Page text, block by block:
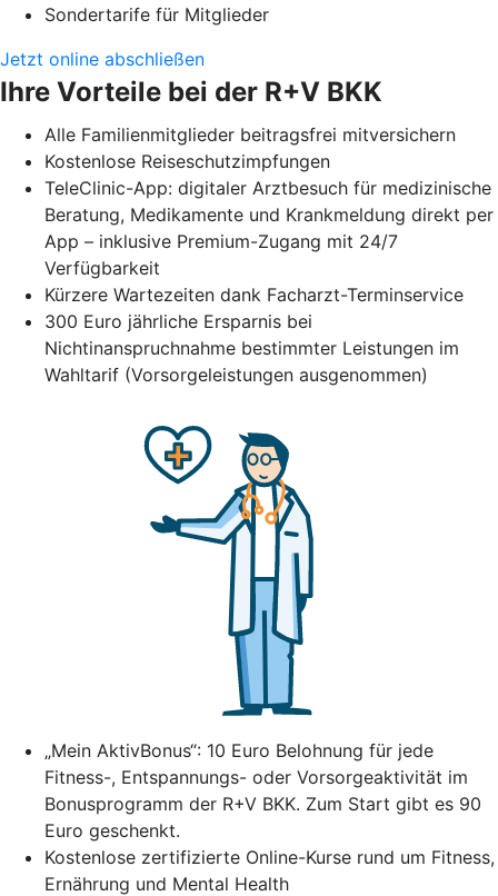
Sondertarife für Mitglieder
Jetzt online abschließen
Ihre Vorteile bei der R+V BKK
Alle Familienmitglieder beitragsfrei mitversichern
Kostenlose Reiseschutzimpfungen
TeleClinic-App: digitaler Arztbesuch für medizinische
Beratung, Medikamente und Krankmeldung direkt per
App – inklusive Premium-Zugang mit 24/7
Verfügbarkeit
Kürzere Wartezeiten dank Facharzt-Terminservice
300 Euro jährliche Ersparnis bei
Nichtinanspruchnahme bestimmter Leistungen im
Wahltarif (Vorsorgeleistungen ausgenommen)
„Mein AktivBonus“: 10 Euro Belohnung für jede
Fitness-, Entspannungs- oder Vorsorgeaktivität im
Bonusprogramm der R+V BKK. Zum Start gibt es 90
Euro geschenkt.
Kostenlose zertifizierte Online-Kurse rund um Fitness,
Ernährung und Mental Health